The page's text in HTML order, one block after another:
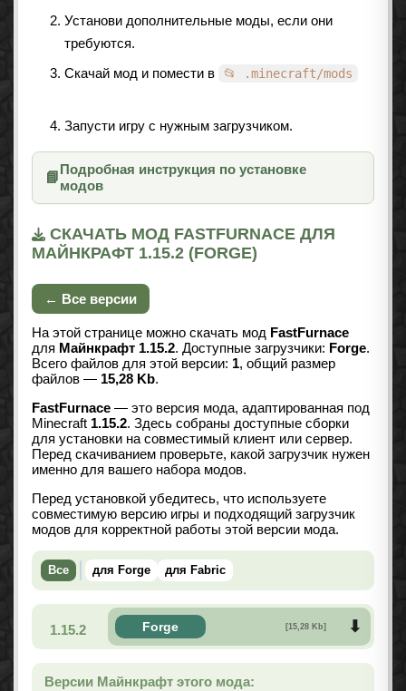
Установи дополнительные моды, если они
требуются.
Скачай мод и помести в
📂 .minecraft/mods
Запусти игру с нужным загрузчиком.
📘
Подробная инструкция по установке
модов
СКАЧАТЬ МОД FASTFURNACE ДЛЯ
МАЙНКРАФТ 1.15.2 (FORGE)
← Все версии
На этой странице можно скачать мод FastFurnace
для Майнкрафт 1.15.2. Доступные загрузчики: Forge.
Всего файлов для этой версии: 1, общий размер
файлов — 15,28 Kb.
FastFurnace — это версия мода, адаптированная под
Minecraft 1.15.2. Здесь собраны доступные сборки
для установки на совместимый клиент или сервер.
Перед скачиванием проверьте, какой загрузчик нужен
именно для вашего набора модов.
Перед установкой убедитесь, что используете
совместимую версию игры и подходящий загрузчик
модов для корректной работы этой версии мода.
Все для Forge для Fabric
1.15.2 Forge [15,28 Kb]
Версии Майнкрафт этого мода: